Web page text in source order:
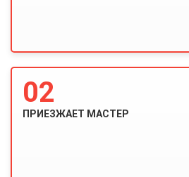
02
ПРИЕЗЖАЕТ МАСТЕР